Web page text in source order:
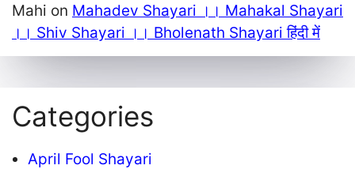
Mahi on Mahadev Shayari ।। Mahakal Shayari
।। Shiv Shayari ।। Bholenath Shayari हिंदी में
Categories
April Fool Shayari